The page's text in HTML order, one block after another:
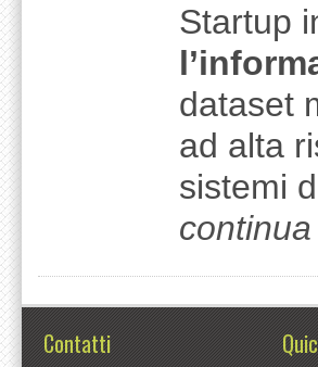
Startup
dataset
ad alta
sistemi
continua
Contatti